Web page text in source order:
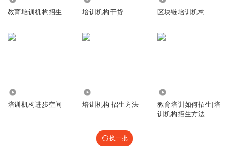
受益匪浅
教育培训机构招生 培训机构干货 区块链培训机构
培训机构进步空间 培训机构 招生方法
教育培训如何招生|培
训机构招生方法
换一批